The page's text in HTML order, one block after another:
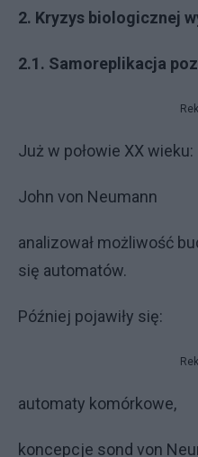
2. Kryzys biologicznej
2.1. Samoreplikacja
Już w połowie XX wieku:
John von Neumann
analizował możliwość
się automatów.
Później pojawiły się:
automaty komórkowe,
koncepcje sond von